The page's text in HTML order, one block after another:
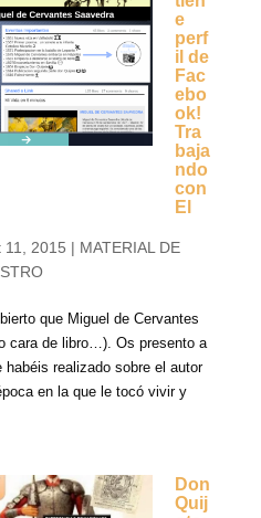
e
perf
il de
Fac
ebo
ok!
Tra
baja
ndo
con
El
11, 2015 | MATERIAL DE
que Miguel de Cervantes
cara de libro…). Os presento a
realizado sobre el autor
en la que le tocó vivir y
Don
Quij